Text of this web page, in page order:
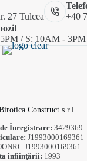
27 Tulcea
+40
/ S: 10AM - 3PM
Construct s.r.l.
Înregistrare:3429369
J1993000169361
înfiinţării: 1993